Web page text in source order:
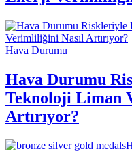
Hava Durumu
Hava Durumu
Teknoloji Liman
Artırıyor?